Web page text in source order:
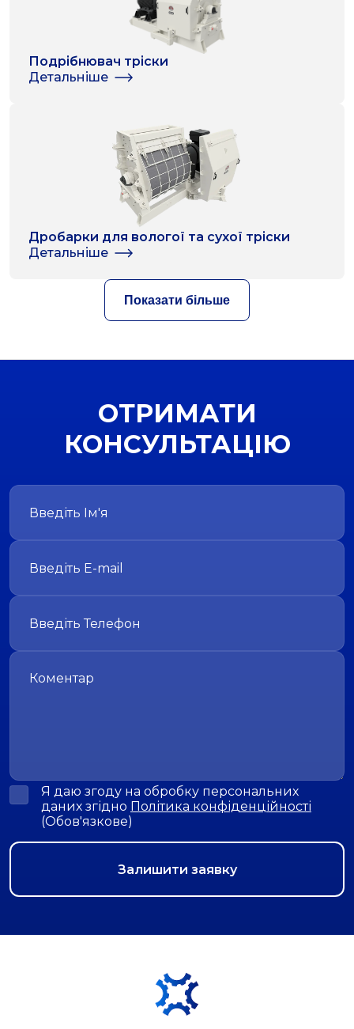
Подрібнювач тріски
Детальніше
Дробарки для вологої та сухої тріски
Детальніше
Показати більше
ОТРИМАТИ
КОНСУЛЬТАЦІЮ
Я даю згоду на обробку персональних
даних згідно Політика конфіденційності
(Обов'язкове)